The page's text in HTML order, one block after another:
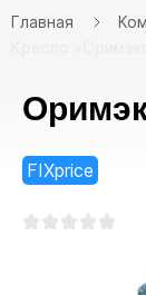
Главная
FIXprice